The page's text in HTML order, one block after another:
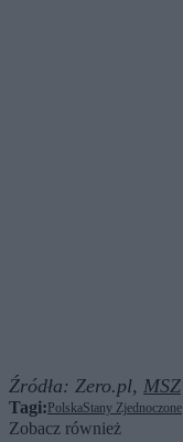
Źródła: Zero.pl, MSZ
Tagi:PolskaStany Zjednoczone
Zobacz również